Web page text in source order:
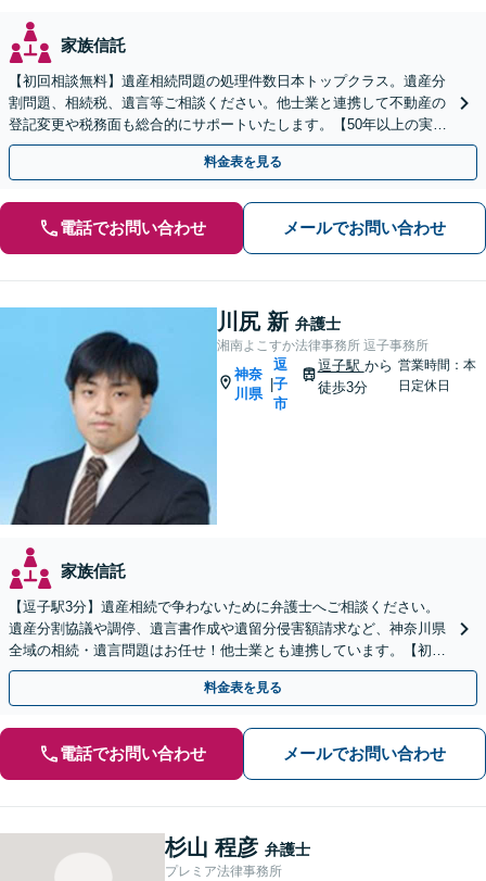
家族信託
【初回相談無料】遺産相続問題の処理件数日本トップクラス。遺産分
割問題、相続税、遺言等ご相談ください。他士業と連携して不動産の
登記変更や税務面も総合的にサポートいたします。【50年以上の実績
と信頼】
料金表を見る
電話でお問い合わせ メールでお問い合わせ
川尻 新 弁護士
湘南よこすか法律事務所 逗子事務所
神奈
川県
逗
子
市
逗子駅 から
徒歩3分
営業時間：本
日定休日
家族信託
【逗子駅3分】遺産相続で争わないために弁護士へご相談ください。
遺産分割協議や調停、遺言書作成や遺留分侵害額請求など、神奈川県
全域の相続・遺言問題はお任せ！他士業とも連携しています。【初回
面談無料】【夜間・休日は予約で対応可】
料金表を見る
電話でお問い合わせ メールでお問い合わせ
杉山 程彦 弁護士
プレミア法律事務所